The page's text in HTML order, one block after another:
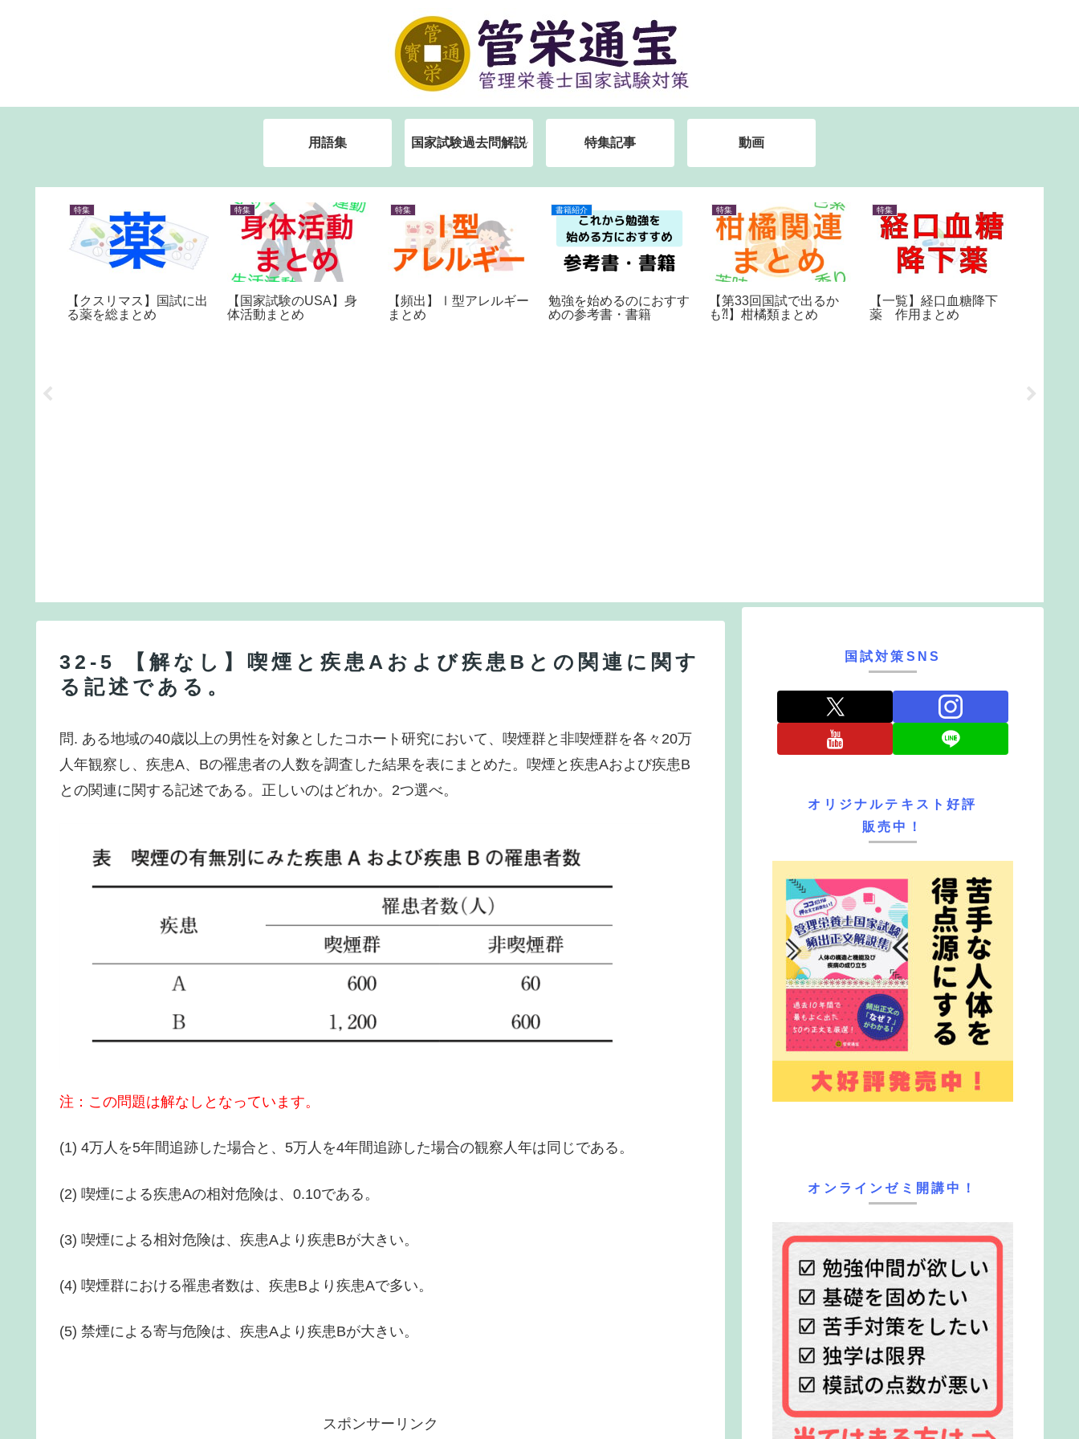
用語集 国家試験過去問解説 特集記事 動画
特集
【クスリマス】国試に出
る薬を総まとめ
特集
【国家試験のUSA】身
体活動まとめ
特集
【頻出】Ⅰ型アレルギー
まとめ
書籍紹介
勉強を始めるのにおすす
めの参考書・書籍
特集
【第33回国試で出るか
も⁈】柑橘類まとめ
特集
【一覧】経口血糖降下
薬 作用まとめ
32-5 【解なし】喫煙と疾患Aおよび疾患Bとの関連に関す
る記述である。
問. ある地域の40歳以上の男性を対象としたコホート研究において、喫煙群と非喫煙群を各々20万
人年観察し、疾患A、Bの罹患者の人数を調査した結果を表にまとめた。喫煙と疾患Aおよび疾患B
との関連に関する記述である。正しいのはどれか。2つ選べ。
注：この問題は解なしとなっています。
(1) 4万人を5年間追跡した場合と、5万人を4年間追跡した場合の観察人年は同じである。
(2) 喫煙による疾患Aの相対危険は、0.10である。
(3) 喫煙による相対危険は、疾患Aより疾患Bが大きい。
(4) 喫煙群における罹患者数は、疾患Bより疾患Aで多い。
(5) 禁煙による寄与危険は、疾患Aより疾患Bが大きい。
スポンサーリンク
国試対策SNS
オリジナルテキスト好評
販売中！
オンラインゼミ開講中！